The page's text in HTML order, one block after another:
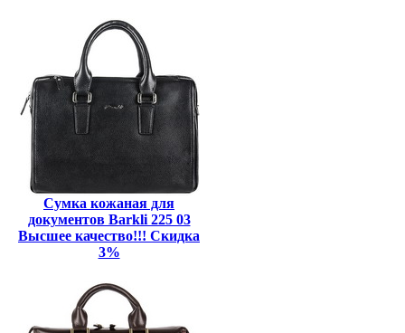
Сумка кожаная для
документов Barkli 225 03
Высшее качество!!! Скидка
3%